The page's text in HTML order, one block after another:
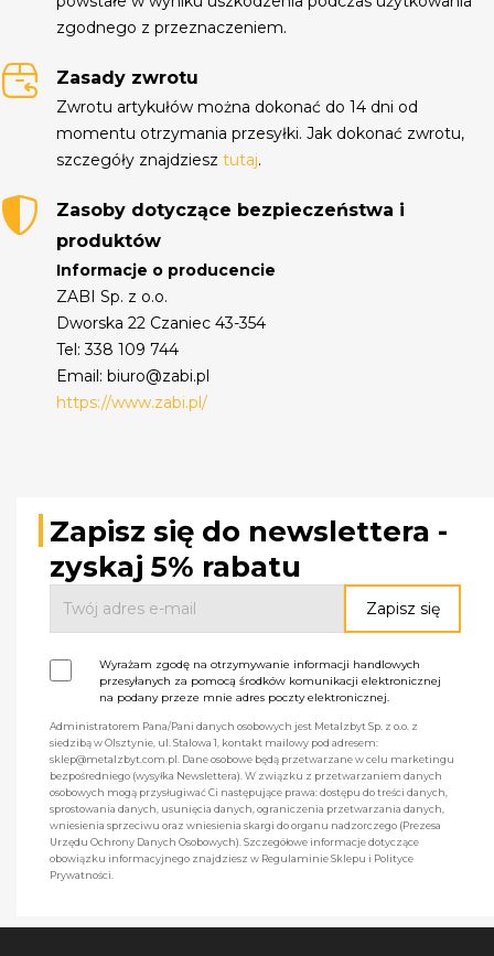
zgodnego z przeznaczeniem.
Zasady zwrotu
Zwrotu artykułów można dokonać do 14 dni od
momentu otrzymania przesyłki. Jak dokonać zwrotu,
szczegóły znajdziesztutaj.
Zasoby dotyczące bezpieczeństwa i
produktów
Informacje o producencie
ZABI Sp. z o.o.
Dworska 22 Czaniec 43-354
Tel: 338 109 744
Email: biuro@zabi.pl
https://www.zabi.pl/
Zapisz się do newslettera -
zyskaj 5% rabatu
Wyrażam zgodę na otrzymywanie informacji handlowych
przesyłanych za pomocą środków komunikacji elektronicznej
na podany przeze mnie adres poczty elektronicznej.
Administratorem Pana/Pani danych osobowych jest Metalzbyt Sp. z o.o. z
siedzibą w Olsztynie, ul. Stalowa 1, kontakt mailowy pod adresem:
sklep@metalzbyt.com.pl. Dane osobowe będą przetwarzane w celu marketingu
bezpośredniego (wysyłka Newslettera). W związku z przetwarzaniem danych
osobowych mogą przysługiwać Ci następujące prawa: dostępu do treści danych,
sprostowania danych, usunięcia danych, ograniczenia przetwarzania danych,
wniesienia sprzeciwu oraz wniesienia skargi do organu nadzorczego (Prezesa
Urzędu Ochrony Danych Osobowych). Szczegółowe informacje dotyczące
obowiązku informacyjnego znajdziesz w Regulaminie Sklepu i Polityce
Prywatności.